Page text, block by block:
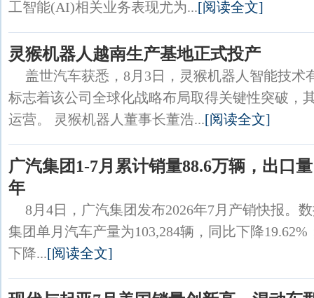
工智能(AI)相关业务表现尤为...[阅读全文]
灵猴机器人越南生产基地正式投产
盖世汽车获悉，8月3日，灵猴机器人智能技术
标志着该公司全球化战略布局取得关键性突破，
运营。 灵猴机器人董事长董浩...[阅读全文]
广汽集团1-7月累计销量88.6万辆，出口
年
8月4日，广汽集团发布2026年7月产销快报。
集团单月汽车产量为103,284辆，同比下降19.62%
下降...[阅读全文]